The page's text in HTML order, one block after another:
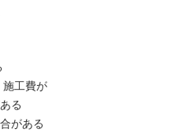
工費が
る
がある